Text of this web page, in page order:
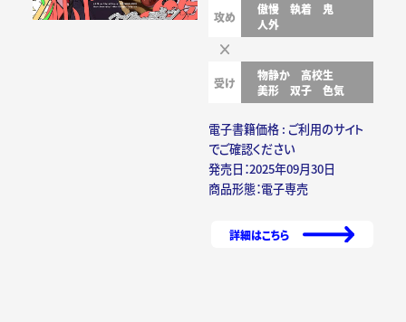
攻め 傲慢 執着
鬼
人外
受け 物静か
高校生
美形
双子 色気
電子書籍価格 : ご利用のサイト
でご確認ください
発売日：2025年09月30日
商品形態：電子専売
詳細はこちら